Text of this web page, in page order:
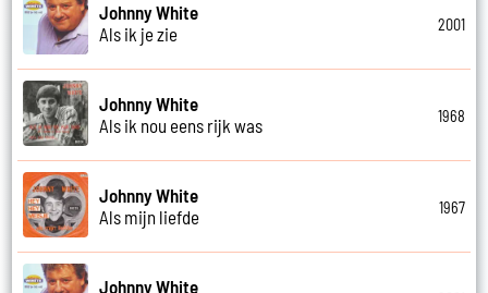
Johnny White
Als ik je zie
2001
Johnny White
Als ik nou eens rijk was
1968
Johnny White
Als mijn liefde
1967
Johnny White